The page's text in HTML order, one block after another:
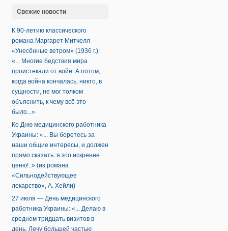
Свежие новости
К 90-летию классического
романа Маргарет Митчелл
«Унесённые ветром» (1936 г.):
«... Многие бедствия мира
проистекали от войн. А потом,
когда война кончалась, никто, в
сущности, не мог толком
объяснить, к чему всё это
было...»
Ко Дню медицинского работника
Украины: «... Вы боретесь за
наши общие интересы, и должен
прямо сказать: я это искренне
ценю!..» (из романа
«Сильнодействующее
лекарство», А. Хейли)
27 июля — День медицинского
работника Украины: «... Делаю в
среднем тридцать визитов в
день. Лечу большей частью